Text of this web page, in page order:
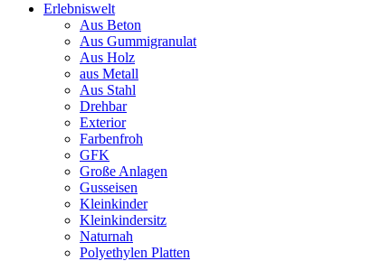
Maltafel
Erlebniswelt
Aus Beton
Aus Gummigranulat
Aus Holz
aus Metall
Aus Stahl
Drehbar
Exterior
Farbenfroh
GFK
Große Anlagen
Gusseisen
Kleinkinder
Kleinkindersitz
Naturnah
Polyethylen Platten